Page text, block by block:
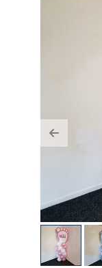
Previous